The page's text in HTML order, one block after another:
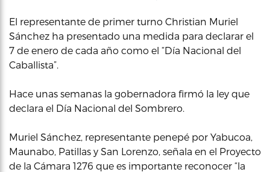
El representante de primer turno Christian Muriel
Sánchez ha presentado una medida para declarar el
7 de enero de cada año como el “Día Nacional del
Caballista”.
Hace unas semanas la gobernadora firmó la ley que
declara el Día Nacional del Sombrero.
Muriel Sánchez, representante penepé por Yabucoa,
Maunabo, Patillas y San Lorenzo, señala en el Proyecto
de la Cámara 1276 que es importante reconocer “la